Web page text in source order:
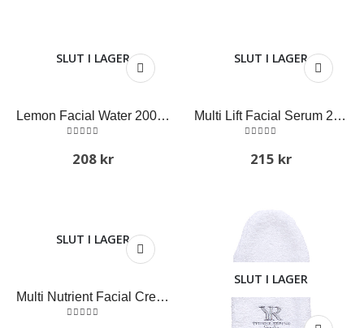
SLUT I LAGER
Lemon Facial Water 200ml
208 kr
SLUT I LAGER
Multi Lift Facial Serum 20ml
215 kr
SLUT I LAGER
Multi Nutrient Facial Cream 60ml
SLUT I LAGER